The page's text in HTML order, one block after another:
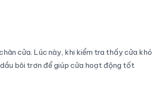
cửa. Lúc này, khi kiểm tra thấy cửa khó
bôi trơn để giúp cửa hoạt động tốt